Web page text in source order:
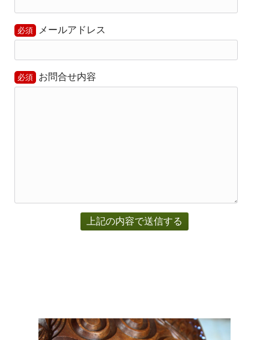
必須 メールアドレス
必須 お問合せ内容